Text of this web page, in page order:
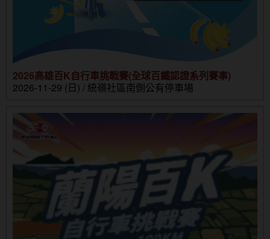
2026高雄百K自行車挑戰賽(全球百鐵認證系列賽事)
2026-11-29 (日) / 統嶺社區南側公有停車場